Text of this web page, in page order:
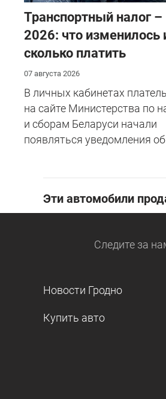
Транспортный налог –
2026: что изменилось
сколько платить
07 августа 2026
В личных кабинетах
на сайте Министерства по
и сборам Беларуси начали
появляться уведомления об
Эти автомобили
Следите за
Новости Гродно
Купить авто